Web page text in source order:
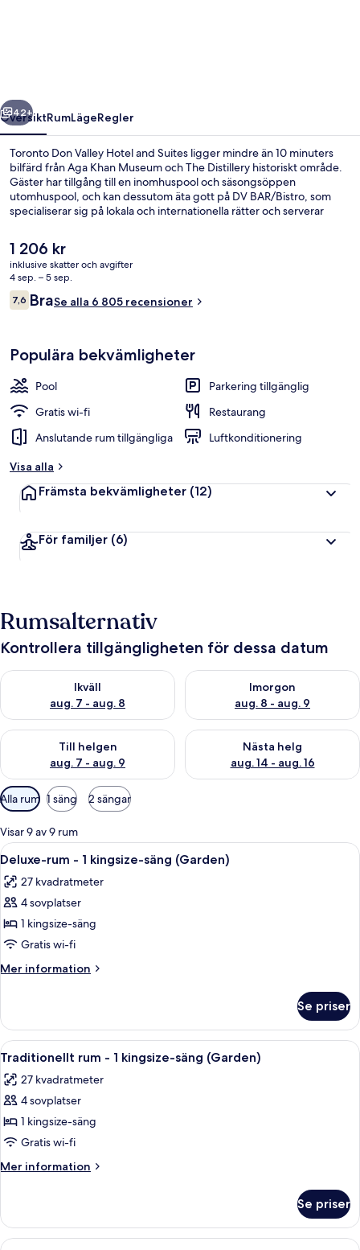
Nästa
42+
ÖversiktRumLägeRegler
Toronto Don Valley Hotel and Suites ligger mindre än 10 minuters
bilfärd från Aga Khan Museum och The Distillery historiskt område.
Gäster har tillgång till en inomhuspool och säsongsöppen
utomhuspool, och kan dessutom äta gott på DV BAR/Bistro, som
specialiserar sig på lokala och internationella rätter och serverar
vid poolen, ett gym och ett fitnesscenter på detta hotell i art
décostil. Andra resenärer brukar uppskatta närheten till
kollektivtrafik. Wynford station ligger 4 minuter bort och till Aga
Khan Park & Museum station tar det inte mer än 8 minuter att gå.
Det
nuvarande
priset
är
1 206 kr
1 206 kr
inklusive skatter och avgifter
4 sep. – 5 sep.
Recensioner
7,67,6 av 10,
BraSe alla 6 805 recensioner
Populära bekvämligheter
Pool
Parkering tillgänglig
Gratis wi-fi
Restaurang
Anslutande rum tillgängliga
Luftkonditionering
Visa alla
Främsta bekvämligheter (12)
För familjer (6)
Rumsalternativ
Kontrollera tillgängligheten för dessa datum
Ikväll
aug. 7 - aug. 8
Kontrollera tillgängligheten för ikväll aug. 7 - aug. 8
Imorgon
aug. 8 - aug. 9
Kontrollera tillgängligheten
Till helgen
aug. 7 - aug. 9
Kontrollera tillgängligheten för den här helgen aug. 7 - aug. 9
Nästa helg
aug. 14 - aug. 16
Kontrollera tillgängligheten
Tillgängliga
filter
för
rum
Alla rum 1 säng 2 sängar
Visar 9 av 9 rum
Öppna
alla
foton
för
Deluxe-
rum
-
1
säng
(Garden)
Ett hotellrum med en stor säng, ett
5
Deluxe-rum - 1 kingsize-säng (Garden)
27 kvadratmeter
4 sovplatser
1 kingsize-säng
Gratis wi-fi
Mer information
Mer
rum
1
säng
(Garden)
Se priser
Öppna
alla
foton
för
Traditionellt
rum
-
1
säng
(Garden)
Ett hotellrum med en stor säng, två
5
Traditionellt rum - 1 kingsize-säng (Garden)
27 kvadratmeter
4 sovplatser
1 kingsize-säng
Gratis wi-fi
Mer information
Mer
rum
Se priser
Ett hotellrum med två sängar, ett